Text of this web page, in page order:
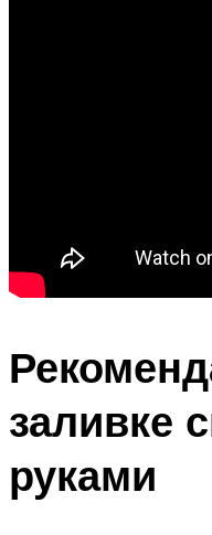
заливке
руками